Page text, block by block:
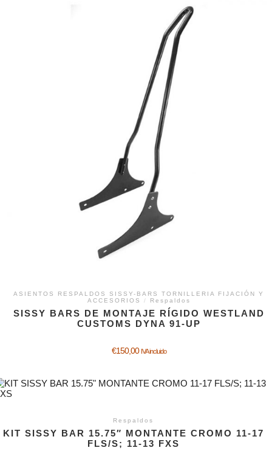
ASIENTOS RESPALDOS SISSY-BARS TORNILLERIA FIJACIÓN Y
ACCESORIOS
/ Respaldos
SISSY BARS DE MONTAJE RÍGIDO WESTLAND
CUSTOMS DYNA 91-UP
€150,00 IVA incluido
Respaldos
KIT SISSY BAR 15.75″ MONTANTE CROMO 11-17
FLS/S; 11-13 FXS